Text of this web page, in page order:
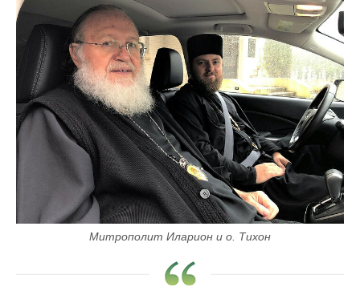
Митрополит Иларион и о. Тихон